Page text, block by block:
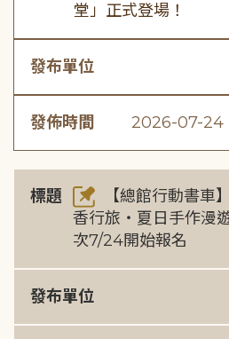
堂」正式登場！
發布單位
發佈時間 2026-07-24
標題
【總館行動書車
香行旅・夏日手作漫
次7/24開始報名
發布單位